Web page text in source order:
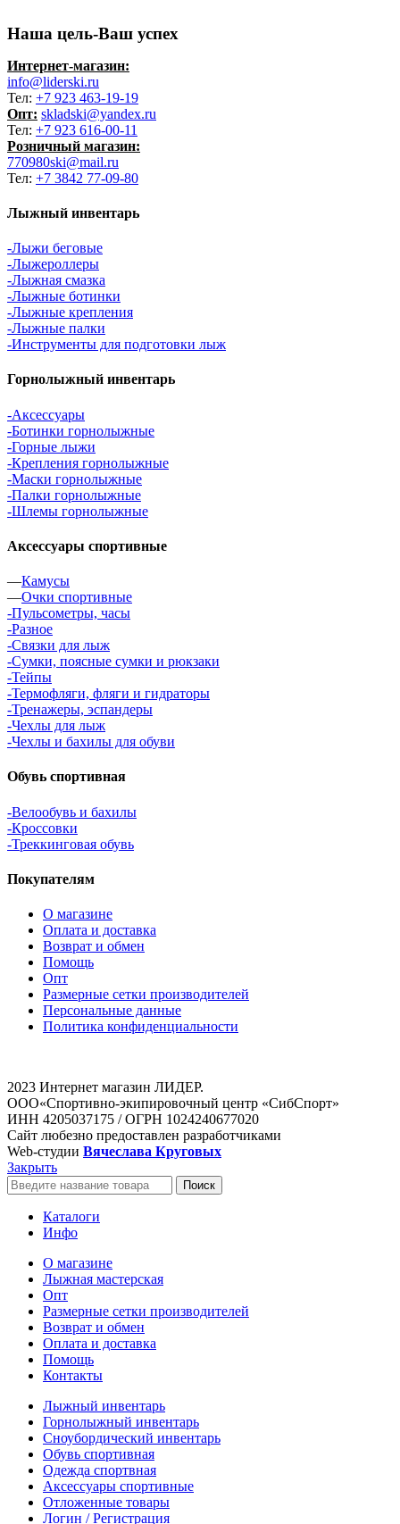
Наша цель-Ваш успех
Интернет-магазин:
info@liderski.ru
Тел: +7 923 463-19-19
Опт: skladski@yandex.ru
Тел: +7 923 616-00-11
Розничный магазин:
770980ski@mail.ru
Тел: +7 3842 77-09-80
Лыжный инвентарь
-Лыжи беговые
-Лыжероллеры
-Лыжная смазка
-Лыжные ботинки
-Лыжные крепления
-Лыжные палки
-Инструменты для подготовки лыж
Горнолыжный инвентарь
-Аксессуары
-Ботинки горнолыжные
-Горные лыжи
-Крепления горнолыжные
-Маски горнолыжные
-Палки горнолыжные
-Шлемы горнолыжные
Аксессуары спортивные
—Камусы
—Очки спортивные
-Пульсометры, часы
-Разное
-Связки для лыж
-Сумки, поясные сумки и рюкзаки
-Тейпы
-Термофляги, фляги и гидраторы
-Тренажеры, эспандеры
-Чехлы для лыж
-Чехлы и бахилы для обуви
Обувь спортивная
-Велообувь и бахилы
-Кроссовки
-Треккинговая обувь
Покупателям
О магазине
Оплата и доставка
Возврат и обмен
Помощь
Опт
Размерные сетки производителей
Персональные данные
Политика конфиденциальности
2023 Интернет магазин ЛИДЕР.
ООО«Спортивно-экипировочный центр «СибСпорт»
ИНН 4205037175 / ОГРН 1024240677020
Сайт любезно предоставлен разработчиками
Web-студии Вячеслава Круговых
Закрыть
Поиск
Каталоги
Инфо
О магазине
Лыжная мастерская
Опт
Размерные сетки производителей
Возврат и обмен
Оплата и доставка
Помощь
Контакты
Лыжный инвентарь
Горнолыжный инвентарь
Сноубордический инвентарь
Обувь спортивная
Одежда спортвная
Аксессуары спортивные
Отложенные товары
Логин / Регистрация